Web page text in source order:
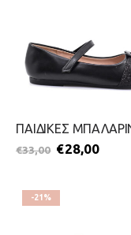
€33,00 €28,00
-21%